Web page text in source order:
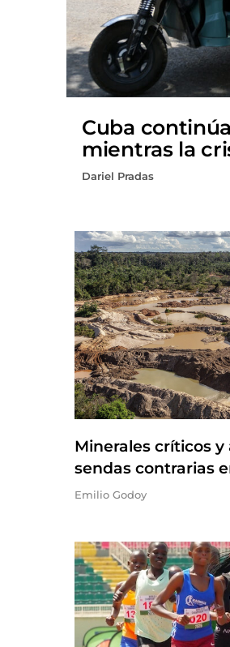
Cuba
mientras la
Dariel Pradas
Minerales críticos
sendas contrarias
Emilio Godoy